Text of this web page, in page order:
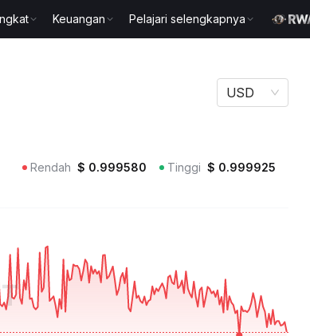
Keuangan Pelajari selengkapnya
USD
Rendah $ 0.999580 Tinggi $ 0.999925